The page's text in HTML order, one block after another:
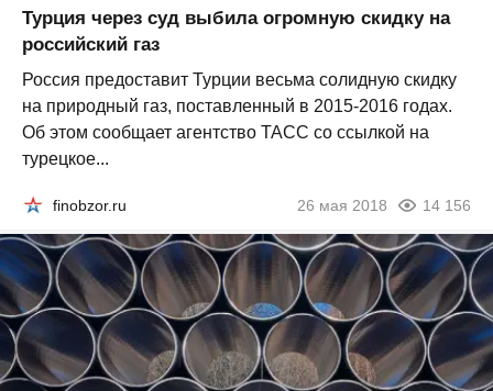
Турция через суд выбила огромную скидку на
российский газ
Россия предоставит Турции весьма солидную скидку
на природный газ, поставленный в 2015-2016 годах.
Об этом сообщает агентство ТАСС со ссылкой на
турецкое...
finobzor.ru 26 мая 2018 14 156